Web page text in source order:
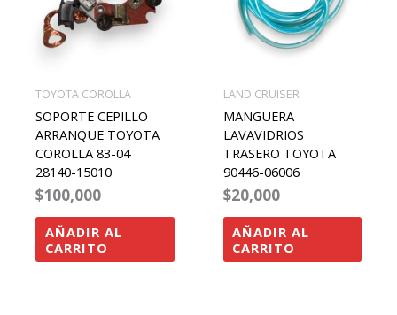
TOYOTA COROLLA
SOPORTE CEPILLO
ARRANQUE TOYOTA
COROLLA 83-04
28140-15010
$100,000
AÑADIR AL
CARRITO
LAND CRUISER
MANGUERA
LAVAVIDRIOS
TRASERO TOYOTA
90446-06006
$20,000
AÑADIR AL
CARRITO